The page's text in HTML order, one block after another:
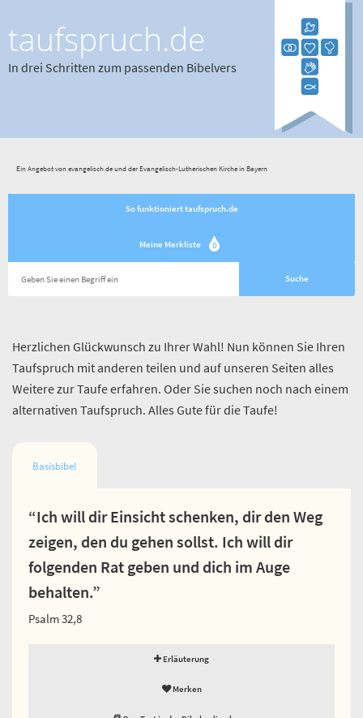
taufspruch.de
In drei Schritten zum passenden Bibelvers
Ein Angebot von evangelisch.de und der Evangelisch-Lutherischen Kirche in Bayern
So funktioniert taufspruch.de
Meine Merkliste 0
Herzlichen Glückwunsch zu Ihrer Wahl! Nun können Sie Ihren
Taufspruch mit anderen teilen und auf unseren Seiten alles
Weitere zur Taufe erfahren. Oder Sie suchen noch nach einem
alternativen Taufspruch. Alles Gute für die Taufe!
Basisbibel
“Ich will dir Einsicht schenken, dir den Weg
zeigen, den du gehen sollst. Ich will dir
folgenden Rat geben und dich im Auge
behalten.”
Psalm 32,8
Erläuterung
Merken